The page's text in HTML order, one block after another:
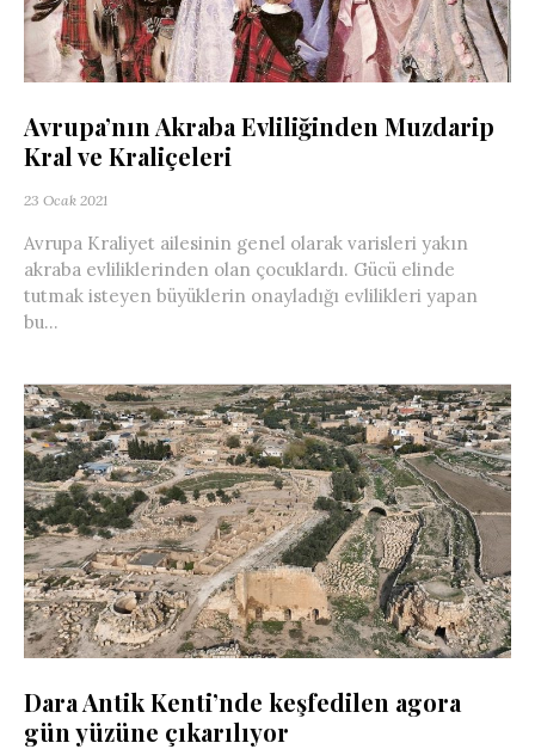
Avrupa’nın Akraba Evliliğinden Muzdarip
Kral ve Kraliçeleri
23 Ocak 2021
Avrupa Kraliyet ailesinin genel olarak varisleri yakın
akraba evliliklerinden olan çocuklardı. Gücü elinde
tutmak isteyen büyüklerin onayladığı evlilikleri yapan
bu...
Dara Antik Kenti’nde keşfedilen agora
gün yüzüne çıkarılıyor